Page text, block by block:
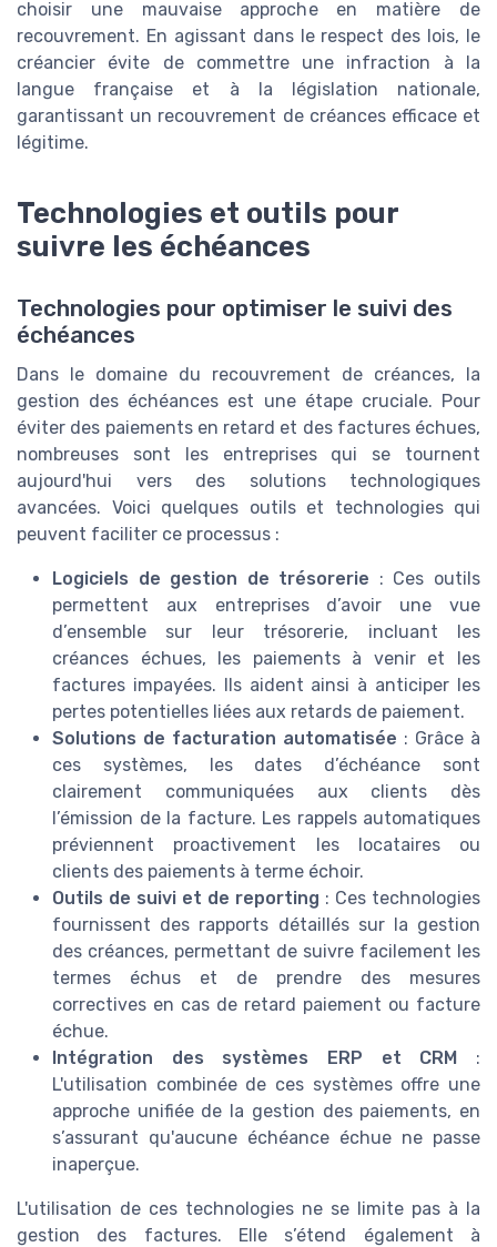
choisir une mauvaise approche en matière de
recouvrement. En agissant dans le respect des lois, le
créancier évite de commettre une infraction à la
langue française et à la législation nationale,
garantissant un recouvrement de créances efficace et
légitime.
Technologies et outils pour
suivre les échéances
Technologies pour optimiser le suivi des
échéances
Dans le domaine du recouvrement de créances, la
gestion des échéances est une étape cruciale. Pour
éviter des paiements en retard et des factures échues,
nombreuses sont les entreprises qui se tournent
aujourd'hui vers des solutions technologiques
avancées. Voici quelques outils et technologies qui
peuvent faciliter ce processus :
Logiciels de gestion de trésorerie : Ces outils
permettent aux entreprises d’avoir une vue
d’ensemble sur leur trésorerie, incluant les
créances échues, les paiements à venir et les
factures impayées. Ils aident ainsi à anticiper les
pertes potentielles liées aux retards de paiement.
Solutions de facturation automatisée : Grâce à
ces systèmes, les dates d’échéance sont
clairement communiquées aux clients dès
l’émission de la facture. Les rappels automatiques
préviennent proactivement les locataires ou
clients des paiements à terme échoir.
Outils de suivi et de reporting : Ces technologies
fournissent des rapports détaillés sur la gestion
des créances, permettant de suivre facilement les
termes échus et de prendre des mesures
correctives en cas de retard paiement ou facture
échue.
Intégration des systèmes ERP et CRM :
L'utilisation combinée de ces systèmes offre une
approche unifiée de la gestion des paiements, en
s’assurant qu'aucune échéance échue ne passe
inaperçue.
L'utilisation de ces technologies ne se limite pas à la
gestion des factures. Elle s’étend également à